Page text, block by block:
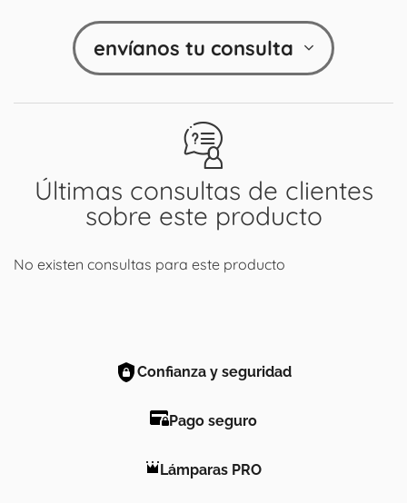
Últimas consultas de clientes
sobre este producto
No existen consultas para este producto
envíanos tu consulta
Confianza y seguridad
Pago seguro
Lámparas PRO